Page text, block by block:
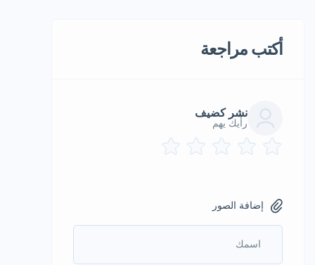
أكتب مراجعة
نشر كضيف
رأيك يهم
إضافة الصور